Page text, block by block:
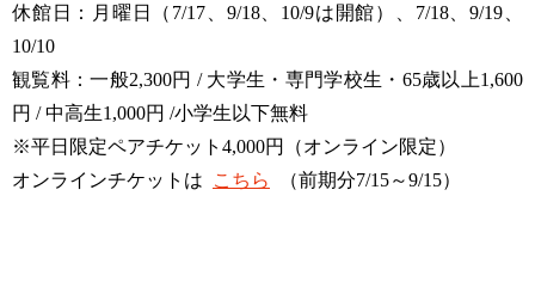
休館日：月曜日（7/17、9/18、10/9は開館）、7/18、9/19、
10/10
観覧料：一般2,300円 / 大学生・専門学校生・65歳以上1,600
円 / 中高生1,000円 /小学生以下無料
※平日限定ペアチケット4,000円（オンライン限定）
オンラインチケットは
こちら （前期分7/15～9/15）